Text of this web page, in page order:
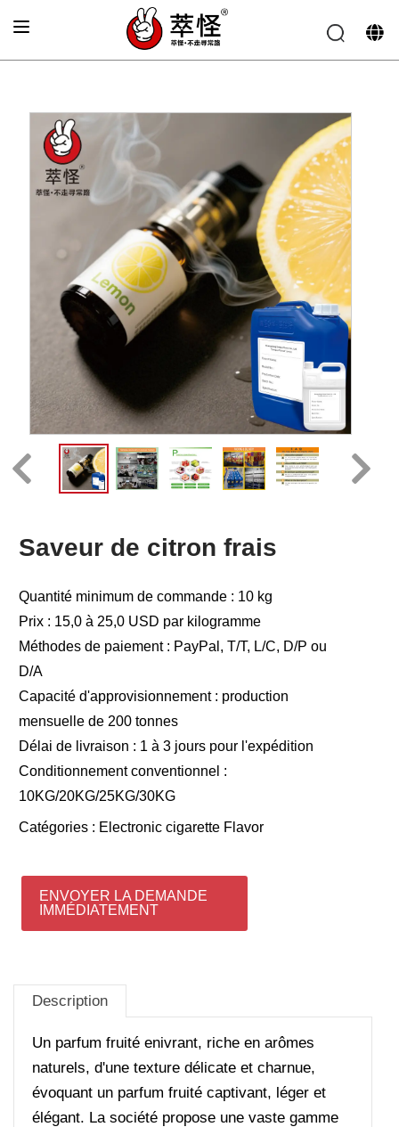
Arôme pour cigarette électronique
Saveur de
Saveur de citron frais
Quantité minimum de commande : 10 kg
Prix : 15,0 à 25,0 USD par kilogramme
Méthodes de paiement : PayPal, T/T, L/C, D/P ou
D/A
Capacité d'approvisionnement : production
mensuelle de 200 tonnes
Délai de livraison : 1 à 3 jours pour l'expédition
Conditionnement conventionnel :
10KG/20KG/25KG/30KG
Catégories : Electronic cigarette Flavor
ENVOYER LA DEMANDE
IMMÉDIATEMENT
Description
Un parfum fruité enivrant, riche en arômes
naturels, d'une texture délicate et charnue,
évoquant un parfum fruité captivant, léger et
élégant. La société propose une vaste gamme